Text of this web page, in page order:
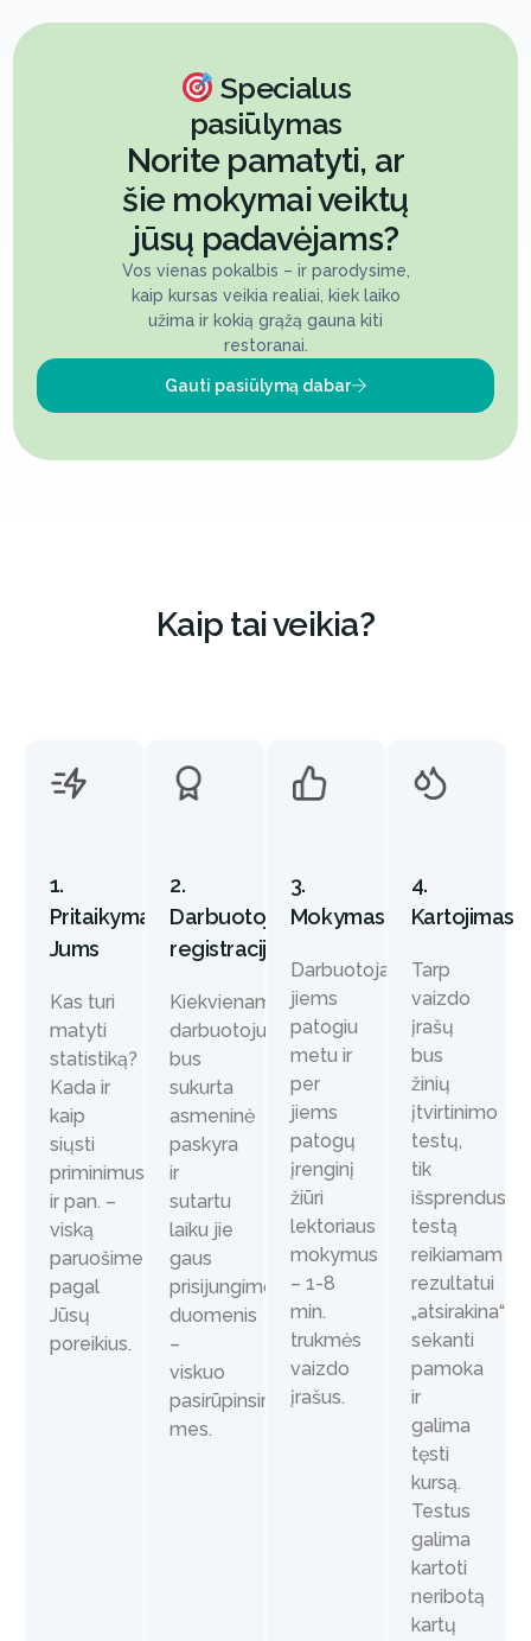
Specialus
pasiūlymas
Norite pamatyti, ar
šie mokymai veiktų
jūsų padavėjams?
Vos vienas pokalbis – ir parodysime,
kaip kursas veikia realiai, kiek laiko
užima ir kokią grąžą gauna kiti
restoranai.
Gauti pasiūlymą dabar
Kaip tai veikia?
1.
Pritaikymas
Jums
Kas turi
matyti
statistiką?
Kada ir
kaip
siųsti
priminimus
ir pan. –
viską
paruošime
pagal
Jūsų
poreikius.
2.
Darbuotojų
registracija
Kiekvienam
darbuotojui
bus
sukurta
asmeninė
paskyra
ir
sutartu
laiku jie
gaus
prisijungimo
duomenis
–
viskuo
pasirūpinsime
mes.
3.
Mokymasis
Darbuotojai
jiems
patogiu
metu ir
per
jiems
patogų
įrenginį
žiūri
lektoriaus
mokymus
– 1-8
min.
trukmės
vaizdo
įrašus.
4.
Kartojimas
Tarp
vaizdo
įrašų
bus
žinių
įtvirtinimo
testų,
tik
išsprendus
testą
reikiamam
rezultatui
„atsirakina“
sekanti
pamoka
ir
galima
tęsti
kursą.
Testus
galima
kartoti
neribotą
kartų